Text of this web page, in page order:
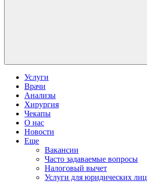
Услуги
Врачи
Анализы
Хирургия
Чекапы
О нас
Новости
Еще
Вакансии
Часто задаваемые вопросы
Налоговый вычет
Услуги для юридических лиц